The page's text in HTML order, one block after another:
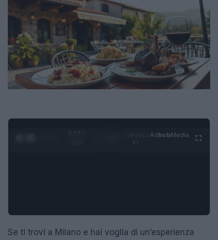
0:28 /
AdhubMedia
Se ti trovi a Milano e hai voglia di un’esperienza